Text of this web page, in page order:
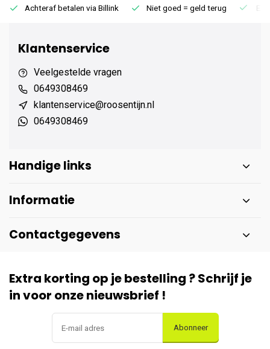
Achteraf betalen via Billink Niet goed = geld terug
Klantenservice
Veelgestelde vragen
0649308469
klantenservice@roosentijn.nl
0649308469
Handige links
Informatie
Contactgegevens
Extra korting op je bestelling ? Schrijf je
in voor onze nieuwsbrief !
Abonneer